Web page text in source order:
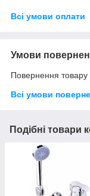
Всі умови оплати
Умови
Повернення товару
Всі умови
Подібні товари